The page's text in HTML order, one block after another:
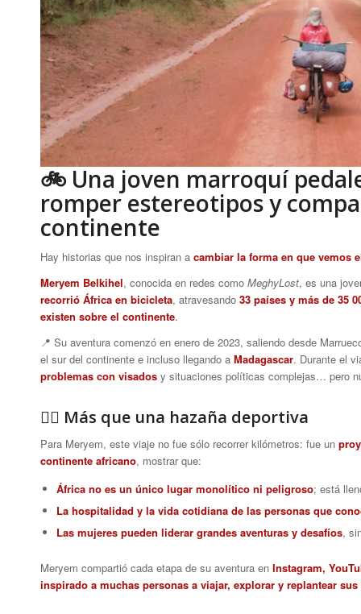
🚲 Una joven marroquí
romper estereotipos y
continente
Hay historias que nos inspiran a cambiar la forma en que vemos
Meryem Belkihel, conocida en redes como MeghyLost, es una
recorrió África en bicicleta, atravesando 33 países y más de 35
existen sobre el continente.
📍 Su aventura comenzó en enero de 2023, saliendo desde
el sur del continente e incluso llegando a Madagascar. Durante el
problemas con visados y situaciones políticas complejas… pero
🚴‍♀️ Más que una hazaña deportiva
Para Meryem, este viaje no fue sólo recorrer kilómetros: fue un
continente africano, mostrar que:
África no es un único lugar monolítico ni peligroso; está
La hospitalidad y la vida cotidiana de las personas que
Las mujeres pueden liderar grandes aventuras y desafíos,
Meryem compartió cada etapa de su aventura en Instagram,
inspirado a muchas personas a viajar, explorar y replantear